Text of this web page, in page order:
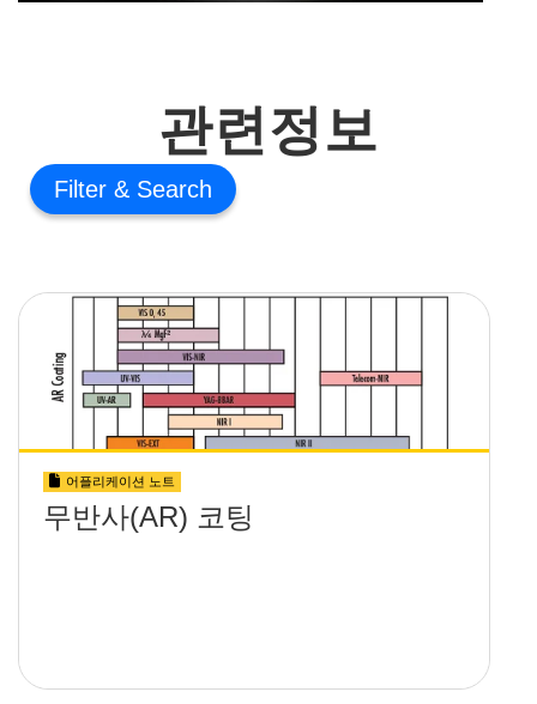
관련정보
Filter
어플리케이션 노트
무반사(AR) 코팅